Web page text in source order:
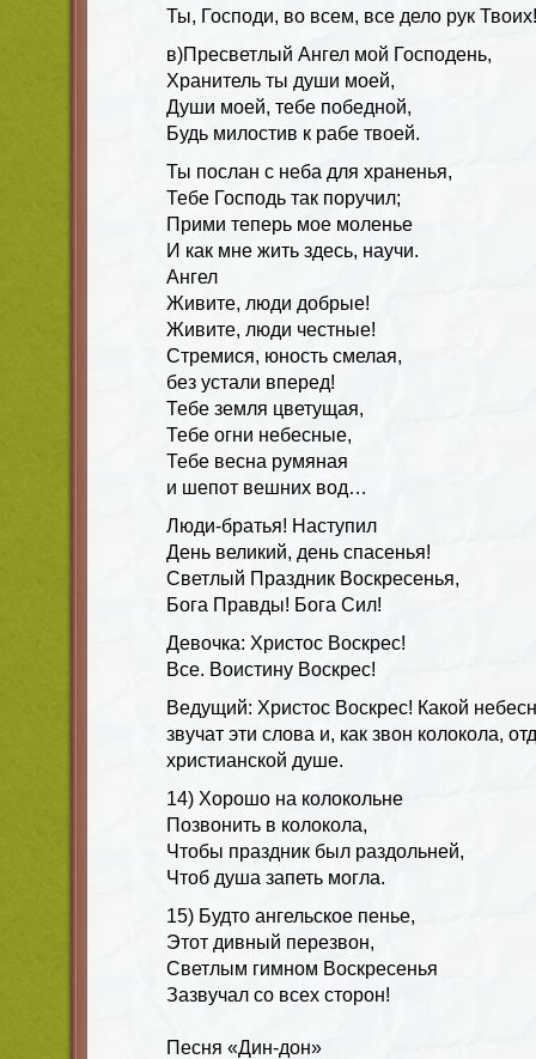
Ты, Господи, во всем, все дело рук Твоих!
в)Пресветлый Ангел мой Господень,
Хранитель ты души моей,
Души моей, тебе победной,
Будь милостив к рабе твоей.
Ты послан с неба для храненья,
Тебе Господь так поручил;
Прими теперь мое моленье
И как мне жить здесь, научи.
Ангел
Живите, люди добрые!
Живите, люди честные!
Стремися, юность смелая,
без устали вперед!
Тебе земля цветущая,
Тебе огни небесные,
Тебе весна румяная
и шепот вешних вод…
Люди-братья! Наступил
День великий, день спасенья!
Светлый Праздник Воскресенья,
Бога Правды! Бога Сил!
Девочка: Христос Воскрес!
Все. Воистину Воскрес!
Ведущий: Христос Воскрес! Какой
звучат эти слова и, как звон колокола,
христианской душе.
14) Хорошо на колокольне
Позвонить в колокола,
Чтобы праздник был раздольней,
Чтоб душа запеть могла.
15) Будто ангельское пенье,
Этот дивный перезвон,
Светлым гимном Воскресенья
Зазвучал со всех сторон!
Песня «Дин-дон»